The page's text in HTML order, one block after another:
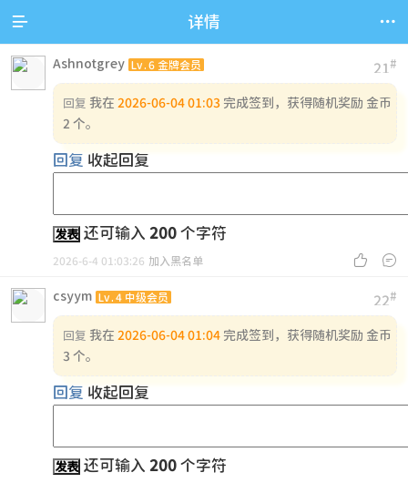
 详情 
21#
Ashnotgrey Lv.6 金牌会员
回复 我在 2026-06-04 01:03 完成签到，获得随机奖励 金币
2 个。
回复 收起回复
发表 还可输入 200 个字符
 
2026-6-4 01:03:26 加入黑名单
22#
csyym Lv.4 中级会员
回复 我在 2026-06-04 01:04 完成签到，获得随机奖励 金币
3 个。
回复 收起回复
发表 还可输入 200 个字符